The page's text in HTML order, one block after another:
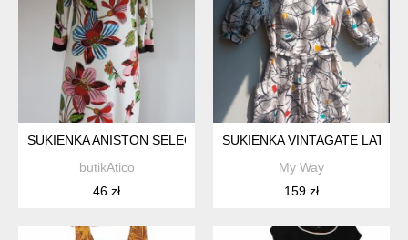
SUKIENKA ANISTON SELECTED *40
butikAtico
46 zł
SUKIENKA VINTAGATE LATA
My Way
159 zł